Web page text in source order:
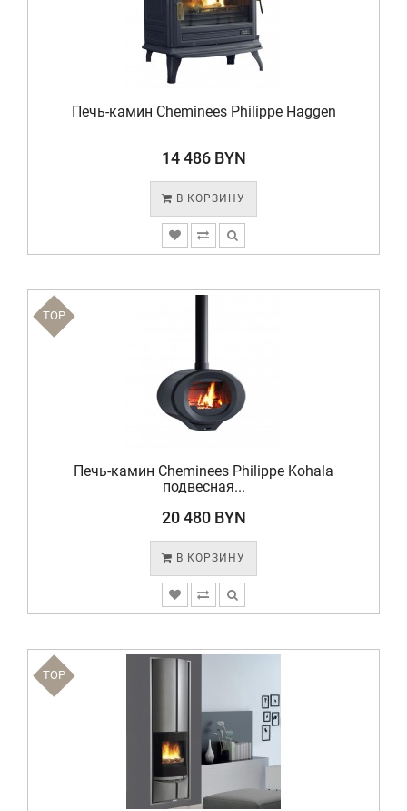
Печь-камин Cheminees Philippe Haggen
14 486 BYN
В КОРЗИНУ
TOP
Печь-камин Cheminees Philippe Kohala
подвесная...
20 480 BYN
В КОРЗИНУ
TOP